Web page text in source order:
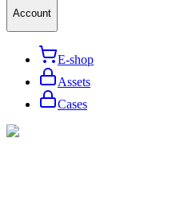
Account
E-shop
Assets
Cases